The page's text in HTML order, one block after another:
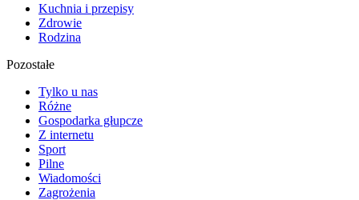
Kuchnia i przepisy
Zdrowie
Rodzina
Pozostałe
Tylko u nas
Różne
Gospodarka głupcze
Z internetu
Sport
Pilne
Wiadomości
Zagrożenia